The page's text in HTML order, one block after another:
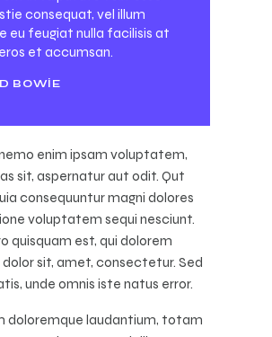
consequat, vel illum
eu feugiat nulla facilisis at
et accumsan.
BOWIE
enim ipsam voluptatem,
sit, aspernatur aut odit. Qut
consequuntur magni dolores
voluptatem sequi nesciunt.
quisquam est, qui dolorem
dolor sit, amet, consectetur. Sed
unde omnis iste natus error.
doloremque laudantium, totam